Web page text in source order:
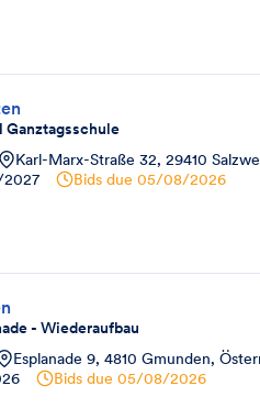
Ganztagsschule
Karl-Marx-Straße 32, 29410
Bids due 05/08/2026
- Wiederaufbau
Esplanade 9, 4810 Gmunden,
Bids due 05/08/2026